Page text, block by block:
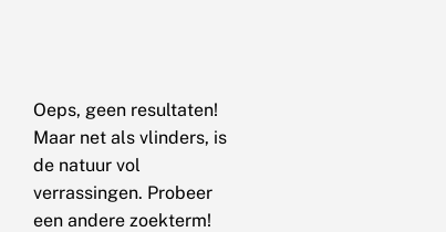
Oeps, geen resultaten!
Maar net als vlinders, is
de natuur vol
verrassingen. Probeer
een andere zoekterm!